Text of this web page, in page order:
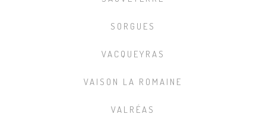
SORGUES
VACQUEYRAS
VAISON LA ROMAINE
VALRÉAS